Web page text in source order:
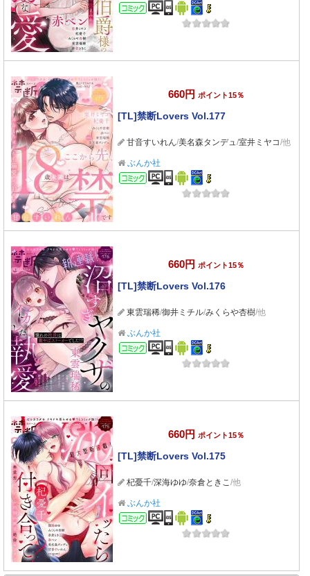
コミック
660円 ポイント15％
[TL]禁断Lovers Vol.177
甘音すいれん/美名森タンデュ/室井ミヤコ/他
ぶんか社
コミック
660円 ポイント15％
[TL]禁断Lovers Vol.176
東雲瑞稀/御井ミチル/みくらや杏樹/他
ぶんか社
コミック
660円 ポイント15％
[TL]禁断Lovers Vol.175
杞憂千/深海ゆゆ/奈倉ときこ/他
ぶんか社
コミック